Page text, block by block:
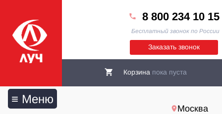
8 800 234 10 15
Бесплатный звонок по России
Заказать звонок
Москва
≡ Меню
Корзина пока пуста